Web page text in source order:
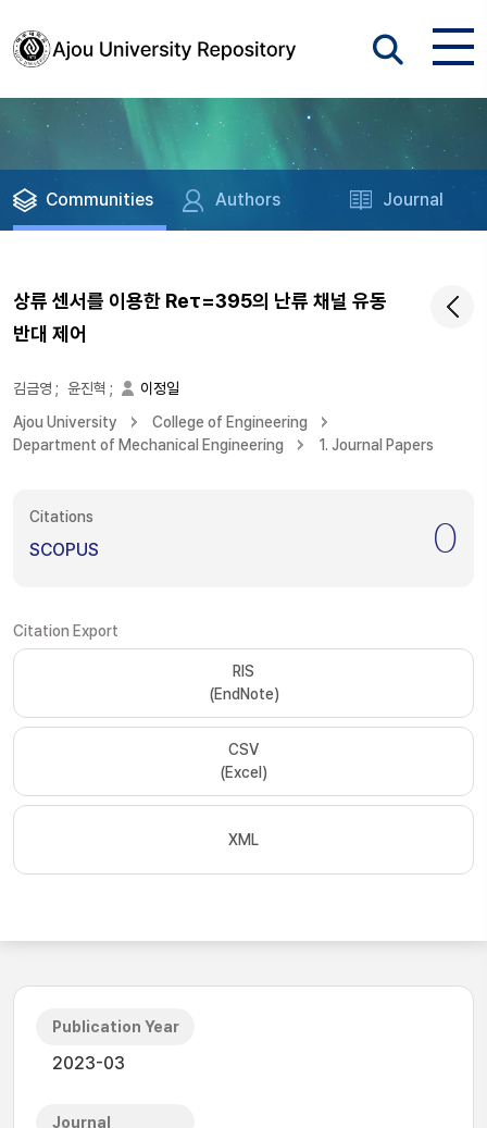
Communities Authors Journal
상류 센서를 이용한 Reτ=395의 난류 채널 유동
반대 제어
김금영 ; 윤진혁 ;
이정일
Ajou University
College of Engineering
Department of Mechanical Engineering
1. Journal Papers
Citations
SCOPUS 0
Citation Export
RIS
(EndNote)
CSV
(Excel)
XML
Publication Year
2023-03
Journal